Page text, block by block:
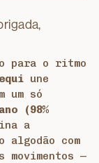
para o ritmo
une
um só
(98%
a
com
movimentos —